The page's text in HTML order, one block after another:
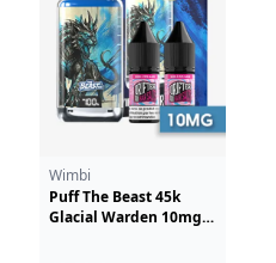
Wimbi
Puff The Beast 45k
Glacial Warden 10mg